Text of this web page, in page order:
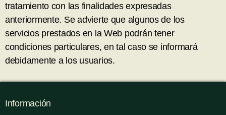
tratamiento con las finalidades expresadas
anteriormente. Se advierte que algunos de los
servicios prestados en la Web podrán tener
condiciones particulares, en tal caso se informará
debidamente a los usuarios.
Información